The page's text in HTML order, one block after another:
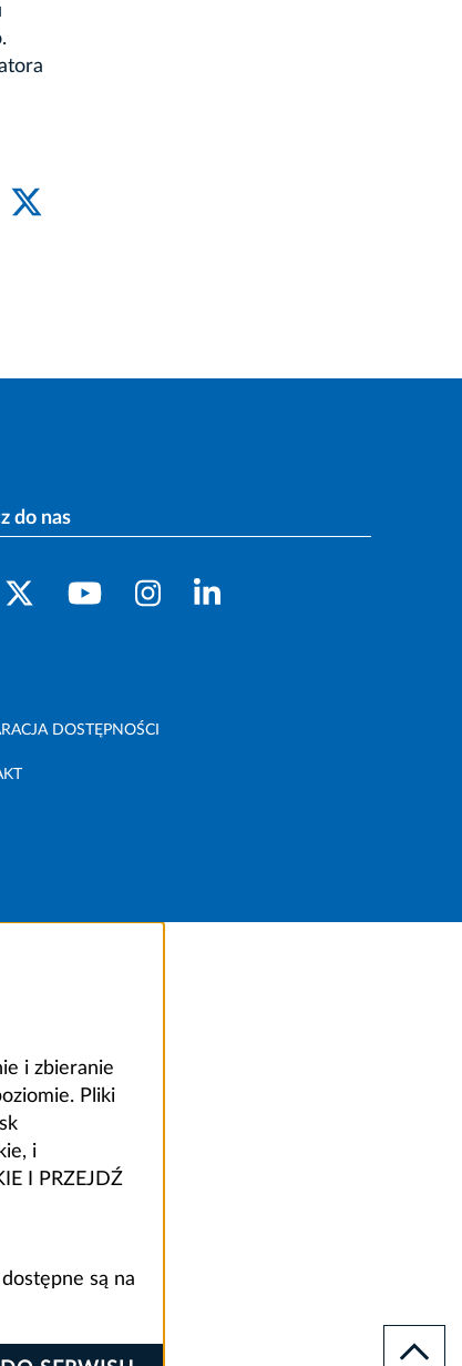
do nas
DOSTĘPNOŚCI
i zbieranie
Pliki
i
I PRZEJDŹ
są na